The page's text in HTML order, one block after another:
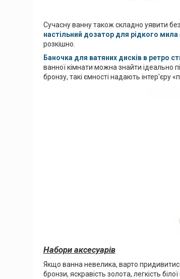
Сучасну ванну також складно уявити
настільний дозатор для рідкого мила
розкішно.
Баночка для ватяних дисків в ретро
ванної кімнати можна знайти ідеально
бронзу, такі ємності надають інтер'єру
Набори аксесуарів
Якщо ванна невелика, варто
бронзи, яскравість золота, легкість